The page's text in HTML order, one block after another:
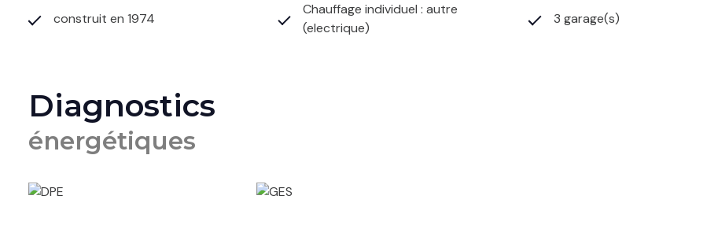
construit en 1974
Chauffage individuel : autre
(electrique)
3 garage(s)
Diagnostics
énergétiques